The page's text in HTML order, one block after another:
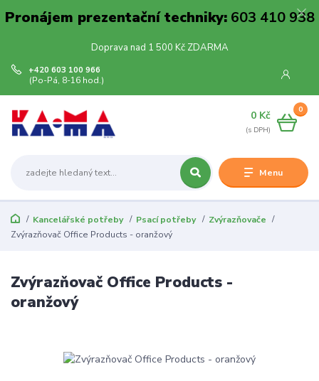
Pronájem prezentační techniky:603 410 938
Doprava nad 1 500 Kč ZDARMA
Menu
+420 603 100 966
(Po-Pá, 8-16 hod.)
0
0 Kč
Kancelářské potřeby Psací potřeby
Zvýrazňovače
Zvýrazňovač Office Products - oranžový
Zvýrazňovač Office Products -
oranžový